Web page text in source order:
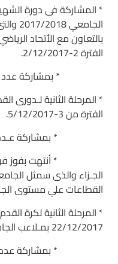
* المشاركة فى دورة
بالتعاون مع الأتحاد
الفترة 2-2/12/2017.
* بمشاركة عدد “1”
* المرحلة الثانية
الفترة من 3-5/12/2017.
* بمشاركة عـدد “234”
* أنتهت بفوز فريق
الجـزاء والذى سمثل
القطاعات علي مستوى
22/12/2017 بمـلاعب الجامعة صحارى.
* بمشاركة عدد “230”